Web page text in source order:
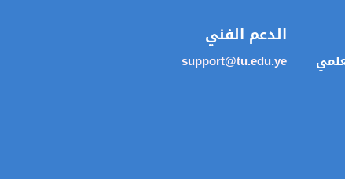
الدعم الفني
support@tu.edu.ye